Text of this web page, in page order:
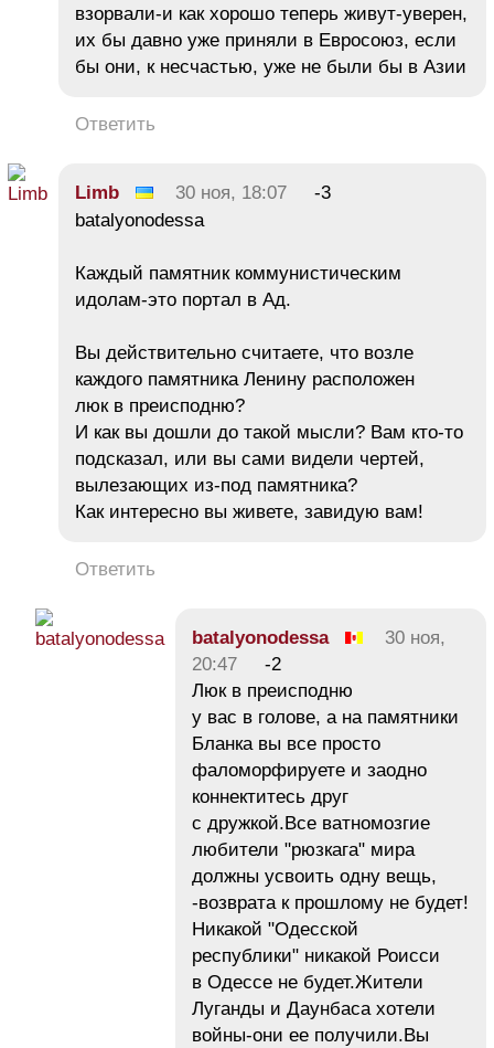
взорвали-и как хорошо теперь живут-уверен,
их бы давно уже приняли в Евросоюз, если
бы они, к несчастью, уже не были бы в Азии
Ответить
Limb 30 ноя, 18:07
-3
batalyonodessa
Каждый памятник коммунистическим
идолам-это портал в Ад.
Вы действительно считаете, что возле
каждого памятника Ленину расположен
люк в преисподню?
И как вы дошли до такой мысли? Вам кто-то
подсказал, или вы сами видели чертей,
вылезающих из-под памятника?
Как интересно вы живете, завидую вам!
Ответить
batalyonodessa
30 ноя,
20:47
-2
Люк в преисподню
у вас в голове, а на памятники
Бланка вы все просто
фаломорфируете и заодно
коннектитесь друг
с дружкой.Все ватномозгие
любители "рюзкага" мира
должны усвоить одну вещь,
-возврата к прошлому не будет!
Никакой "Одесской
республики" никакой Роисси
в Одессе не будет.Жители
Луганды и Даунбаса хотели
войны-они ее получили.Вы